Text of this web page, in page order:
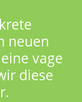
neuen
vage
diese